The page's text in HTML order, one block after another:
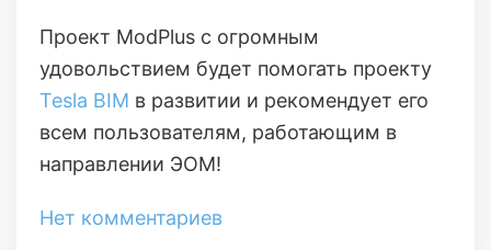
Проект ModPlus с огромным
удовольствием будет помогать проекту
Tesla BIM в развитии и рекомендует его
всем пользователям, работающим в
направлении ЭОМ!
Нет комментариев